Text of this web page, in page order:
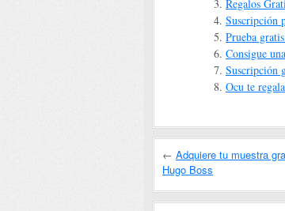
Regalos
Suscripción
Prueba
Consigue
Suscripción
Ocu te
← Adquiere tu muestra
Hugo Boss